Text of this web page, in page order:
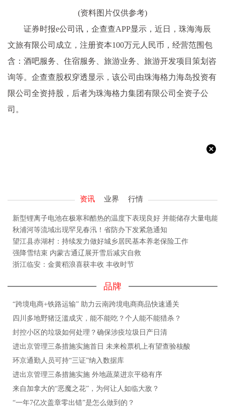
(资料图片仅供参考)
证券时报e公司讯，企查查APP显示，近日，珠海海辰
文旅有限公司成立，注册资本100万元人民币，经营范围包
含：酒吧服务、住宿服务、旅游业务、旅游开发项目策划咨
询等。企查查股权穿透显示，该公司由珠海格力海岛投资有
限公司全资持股，后者为珠海格力集团有限公司全资子公
司。
资讯 业界 行情
新型锂离子电池在极寒和酷热的温度下表现良好 并能储存大量电能
秋浦河等流域出现罕见春汛！省防办下发紧急通知
望江县赤湖村：持续发力做好城乡居民基本养老保险工作
强降雪结束 内蒙古通辽展开雪后减灾自救
浙江临安：金黄稻浪喜获丰收 丰收时节
品牌
“跨境电商+铁路运输” 助力云南跨境电商商品快速通关
四川多地野猪泛滥成灾，能不能吃？个人能不能猎杀？
封控小区的垃圾如何处理？确保涉疫垃圾日产日清
进出京管理三条措施实施首日 未来检票机上有望查验核酸
环京通勤人员可持“三证”纳入数据库
进出京管理三条措施实施 外地蔬菜进京平稳有序
来自加拿大的“恶魔之花”，为何让人如临大敌？
“一年7亿次盖章零出错”是怎么做到的？